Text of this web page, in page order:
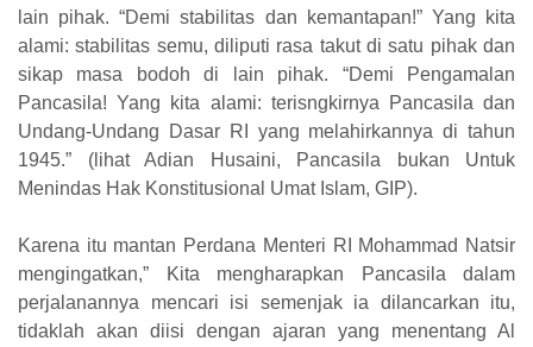
lain pihak. “Demi stabilitas dan kemantapan!” Yang kita
alami: stabilitas semu, diliputi rasa takut di satu pihak dan
sikap masa bodoh di lain pihak. “Demi Pengamalan
Pancasila! Yang kita alami: terisngkirnya Pancasila dan
Undang-Undang Dasar RI yang melahirkannya di tahun
1945.” (lihat Adian Husaini, Pancasila bukan Untuk
Menindas Hak Konstitusional Umat Islam, GIP).
Karena itu mantan Perdana Menteri RI Mohammad Natsir
mengingatkan,” Kita mengharapkan Pancasila dalam
perjalanannya mencari isi semenjak ia dilancarkan itu,
tidaklah akan diisi dengan ajaran yang menentang Al